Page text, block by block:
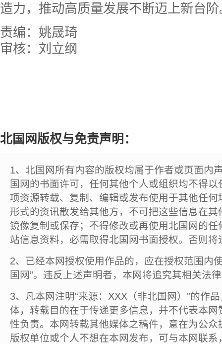
造力，推动高质量发展不断迈上新台阶
责编：姚晟琦
审核：刘立纲
北国网版权与免责声明：
1、北国网所有内容的版权均属于作者或页面内
国网的书面许可，任何其他个人或组织均不得
项资源转载、复制、编辑或发布使用于其他任
形式的资讯散发给其他方，不可把这些信息在
镜像复制或保存；不得修改或再使用北国网的
站信息资料，必需取得北国网书面授权。否则将
2、已经本网授权使用作品的，应在授权范围内
国网”。违反上述声明者，本网将追究其相关法
3、凡本网注明“来源：XXX（非北国网）”的作
体，转载目的在于传递更多信息，并不代表本
性负责。本网转载其他媒体之稿件，意在为公
版权单位或个人不想在本网发布，可与本网联